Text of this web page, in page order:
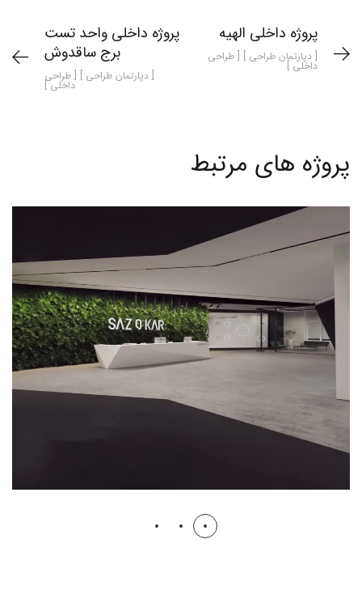
پروژه داخلی الهیه
[ دپارتمان طراحی ] [ طراحی
داخلی ]
پروژه داخلی واحد تست
برج ساقدوش
[ دپارتمان طراحی ] [ طراحی
داخلی ]
پروژه های مرتبط
پروژه رندرینگ سازوکار
دپارتمان طراحی رندرینگ